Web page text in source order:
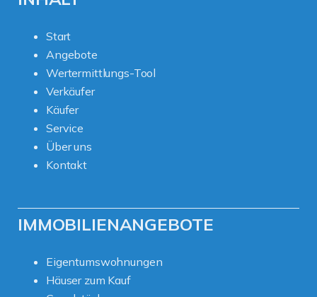
Start
Angebote
Wertermittlungs-Tool
Verkäufer
Käufer
Service
Über uns
Kontakt
IMMOBILIENANGEBOTE
Eigentumswohnungen
Häuser zum Kauf